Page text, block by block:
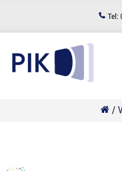
springen
Tel:
/